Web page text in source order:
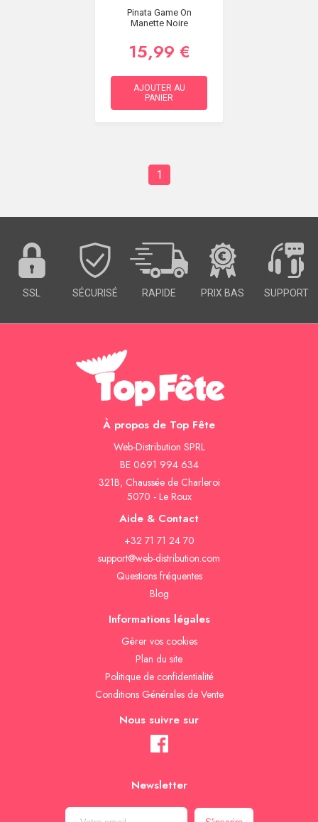
Pinata Game On
Manette Noire
15,99 €
AJOUTER AU
PANIER
1
SSL SÉCURISÉ RAPIDE PRIX BAS SUPPORT
À propos de Top Fête
Web-Distribution SPRL
BE 0691 994 634
321B, Chaussée de Charleroi
5070 - Le Roux
Aide & Contact
+32 71 71 24 70
support@web-distribution.com
Questions fréquentes
Blog
Informations légales
Gèrer vos cookies
Plan du site
Politique de confidentialité
Conditions Générales de Vente
Nous suivre sur
Newsletter